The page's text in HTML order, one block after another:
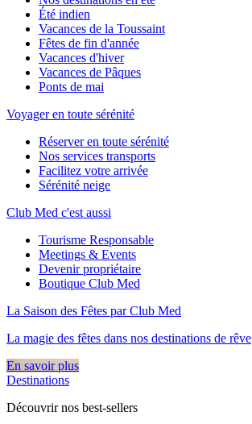
Été indien
Vacances de la Toussaint
Fêtes de fin d'année
Vacances d'hiver
Vacances de Pâques
Ponts de mai
Voyager en toute sérénité
Réserver en toute sérénité
Nos services transports
Facilitez votre arrivée
Sérénité neige
Club Med c'est aussi
Tourisme Responsable
Meetings & Events
Devenir propriétaire
Boutique Club Med
La Saison des Fêtes par Club Med
La magie des fêtes dans nos destinations de rêve​
En savoir plus
Destinations
Découvrir nos best-sellers